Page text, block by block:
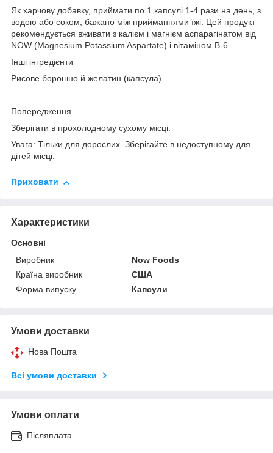
Як харчову добавку, приймати по 1 капсулі 1-4 рази на день, з
водою або соком, бажано між прийманнями їжі. Цей продукт
рекомендується вживати з калієм і магнієм аспарагінатом від
NOW (Magnesium Potassium Aspartate) і вітаміном B-6.
Інші інгредієнти
Рисове борошно й желатин (капсула).
Попередження
Зберігати в прохолодному сухому місці.
Увага: Тільки для дорослих. Зберігайте в недоступному для
дітей місці.
Приховати
Характеристики
Основні
Виробник
Now Foods
Країна виробник
США
Форма випуску
Капсули
Умови доставки
Нова Пошта
Всі умови доставки
Умови оплати
Післяплата